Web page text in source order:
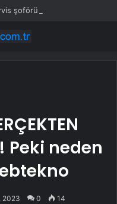
Peki neden
2023 0 14